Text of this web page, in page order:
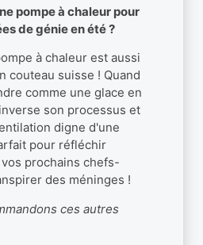
pompe à chaleur pour
de génie en été ?
à chaleur est aussi
couteau suisse ! Quand
comme une glace en
son processus et
digne d'une
pour réfléchir
prochains chefs-
des méninges !
ces autres